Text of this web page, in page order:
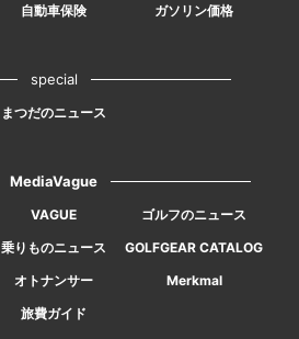
自動車保険 ガソリン価格
special
まつだのニュース
MediaVague
VAGUE
ゴルフのニュース
乗りものニュース
GOLFGEAR CATALOG
オトナンサー
Merkmal
旅費ガイド